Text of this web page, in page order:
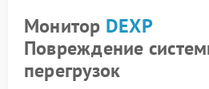
Монитор DEXP
Повреждение
перегрузок